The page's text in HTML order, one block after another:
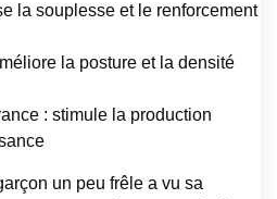
la souplesse et le renforcement
la posture et la densité
: stimule la production
un peu frêle a vu sa